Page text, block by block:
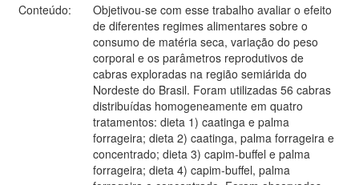
Conteúdo:
Objetivou-se com esse trabalho avaliar o efeito
de diferentes regimes alimentares sobre o
consumo de matéria seca, variação do peso
corporal e os parâmetros reprodutivos de
cabras exploradas na região semiárida do
Nordeste do Brasil. Foram utilizadas 56 cabras
distribuídas homogeneamente em quatro
tratamentos: dieta 1) caatinga e palma
forrageira; dieta 2) caatinga, palma forrageira e
concentrado; dieta 3) capim-buffel e palma
forrageira; dieta 4) capim-buffel, palma